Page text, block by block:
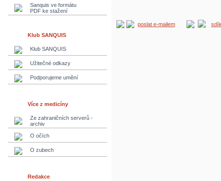
Sanquis ve formátu
PDF ke stažení
Klub SANQUIS
Klub SANQUIS
Užitečné odkazy
Podporujeme umění
Více z medicíny
Ze zahraničních serverů -
archiv
O očích
O zubech
Redakce
poslat e-mailem